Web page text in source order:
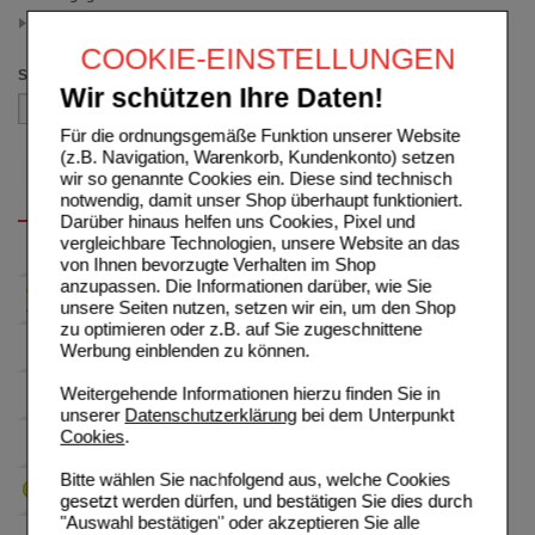
COOKIE-EINSTELLUNGEN
Wir schützen Ihre Daten!
Für die ordnungsgemäße Funktion unserer Website
(z.B. Navigation, Warenkorb, Kundenkonto) setzen
wir so genannte Cookies ein. Diese sind technisch
notwendig, damit unser Shop überhaupt funktioniert.
Darüber hinaus helfen uns Cookies, Pixel und
vergleichbare Technologien, unsere Website an das
von Ihnen bevorzugte Verhalten im Shop
anzupassen. Die Informationen darüber, wie Sie
unsere Seiten nutzen, setzen wir ein, um den Shop
zu optimieren oder z.B. auf Sie zugeschnittene
Werbung einblenden zu können.
Weitergehende Informationen hierzu finden Sie in
unserer Datenschutzerklärungbei dem Unterpunkt
Cookies.
Bitte wählen Sie nachfolgend aus, welche Cookies
gesetzt werden dürfen, und bestätigen Sie dies durch
"Auswahl bestätigen" oder akzeptieren Sie alle
Sortieren nach